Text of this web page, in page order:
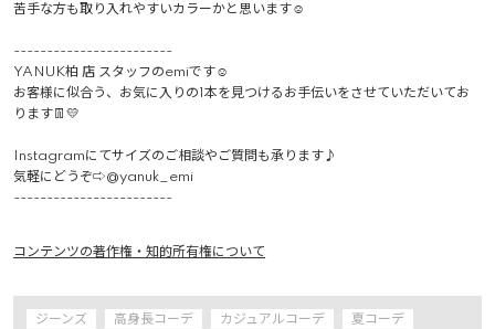
苦手な方も取り入れやすいカラーかと思います☺︎
------------------------
YANUK柏 店 スタッフのemiです☺︎
お客様に似合う、お気に入りの1本を見つけるお手伝いをさせていただいてお
ります👖💛
Instagramにてサイズのご相談やご質問も承ります♪
気軽にどうぞ⇨@yanuk_emi
------------------------
コンテンツの著作権・知的所有権について
ジーンズ 高身長コーデ カジュアルコーデ 夏コーデ